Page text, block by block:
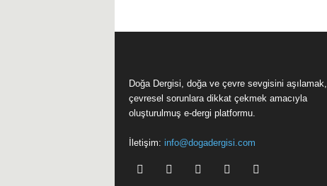
Doğa Dergisi, doğa ve çevre sevgisini aşılamak,
çevresel sorunlara dikkat çekmek amacıyla
oluşturulmuş e-dergi platformu.
İletişim: info@dogadergisi.com